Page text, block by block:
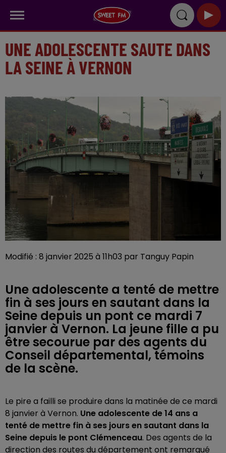
UNE ADOLESCENTE SAUTE DANS
LA SEINE À VERNON
Modifié : 8 janvier 2025 à 11h03 par Tanguy Papin
Une adolescente a tenté de mettre
fin à ses jours en sautant dans la
Seine depuis un pont ce mardi 7
janvier à Vernon. La jeune fille a pu
être secourue par des agents du
Conseil départemental, témoins
de la scène.
Le pire a failli se produire dans la matinée de ce mardi
8 janvier à Vernon. Une adolescente de 14 ans a
tenté de mettre fin à ses jours en sautant dans la
Seine depuis le pont Clémenceau. Des agents de la
direction des routes du département ont remarqué